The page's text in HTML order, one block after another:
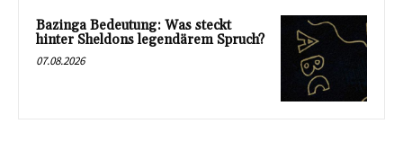
Bazinga Bedeutung: Was steckt
hinter Sheldons legendärem Spruch?
07.08.2026